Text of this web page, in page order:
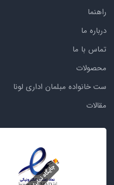
راهنما
درباره ما
تماس با ما
محصولات
ست خانواده مبلمان اداری لونا
مقالات